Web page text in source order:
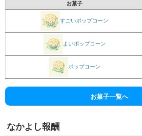
お菓子
すごいポップコーン
よいポップコーン
ポップコーン
お菓子一覧へ
なかよし報酬